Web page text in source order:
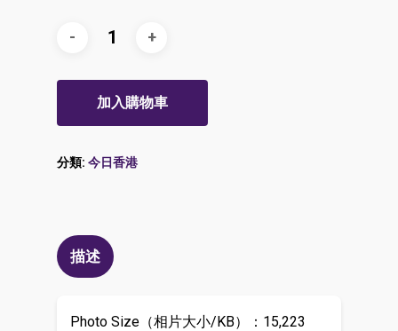
加入購物車
分類: 今日香港
描述
Photo Size（相片大小/KB）：15,223